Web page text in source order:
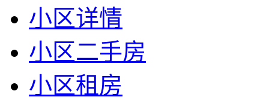
小区详情
小区二手房
小区租房